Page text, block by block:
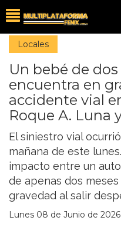
Locales
Un bebé de
encuentra en
accidente vial
Roque A. Luna
El siniestro vial
mañana de este
impacto entre un
de apenas dos
gravedad al salir
Lunes 08 de Junio de 2026